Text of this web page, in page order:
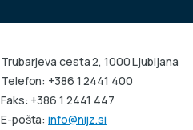
Trubarjeva cesta 2, 1000 Ljubljana
Telefon: +386 1 2441 400
Faks: +386 1 2441 447
E-pošta:info@nijz.si